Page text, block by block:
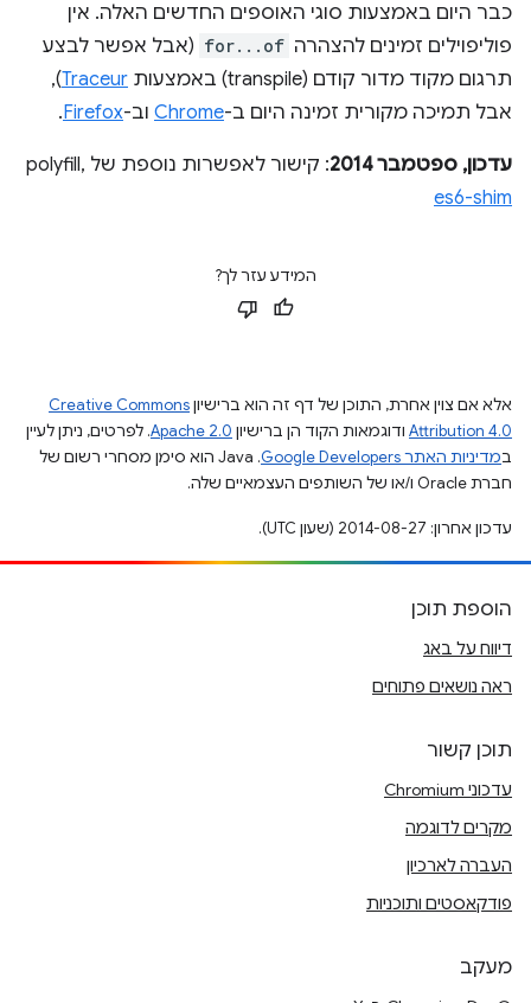
כבר היום באמצעות סוגי האוספים החדשים האלה. אין
פוליפוילים זמינים להצהרה for...of (אבל אפשר לבצע
תרגום מקוד מדור קודם (transpile) באמצעות
Traceur
),
אבל תמיכה מקורית זמינה היום ב-Chrome וב-Firefox
.
עדכון, ספטמבר 2014
: קישור לאפשרות נוספת של polyfill,
es6-shim
המידע עזר לך?
אלא אם צוין אחרת, התוכן של דף זה הוא ברישיוןCreative Commons
Attribution 4.0 ודוגמאות הקוד הן ברישיון Apache 2.0. לפרטים, ניתן לעיין
במדיניות האתר Google Developers‏
.‏ Java הוא סימן מסחרי רשום של
חברת Oracle ו/או של השותפים העצמאיים שלה.
עדכון אחרון: 2014-08-27 (שעון UTC).
הוספת תוכן
דיווח על באג
ראה נושאים פתוחים
תוכן קשור
עדכוני Chromium
מקרים לדוגמה
העברה לארכיון
פודקאסטים ותוכניות
מעקב